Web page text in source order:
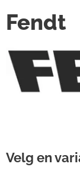
Fendt
Velg en